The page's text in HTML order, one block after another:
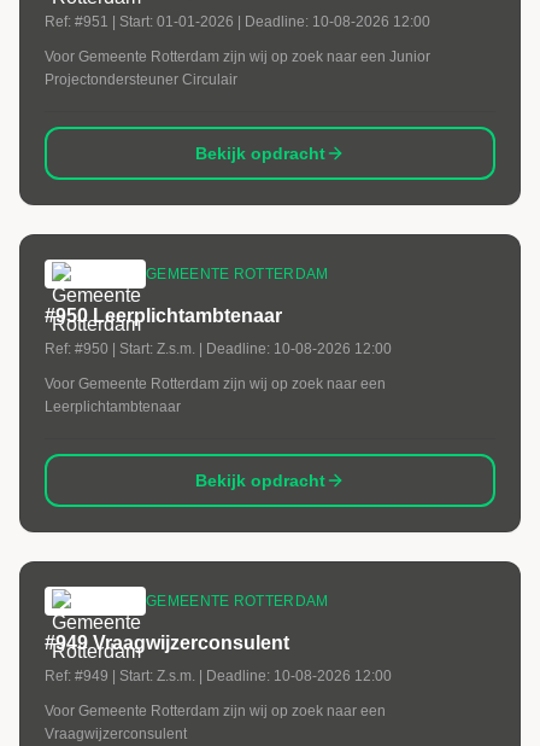
Ref: #951 | Start: 01-01-2026 | Deadline: 10-08-2026 12:00
Voor Gemeente Rotterdam zijn wij op zoek naar een Junior
Projectondersteuner Circulair
Bekijk opdracht
GEMEENTE ROTTERDAM
#950 Leerplichtambtenaar
Ref: #950 | Start: Z.s.m. | Deadline: 10-08-2026 12:00
Voor Gemeente Rotterdam zijn wij op zoek naar een
Leerplichtambtenaar
Bekijk opdracht
GEMEENTE ROTTERDAM
#949 Vraagwijzerconsulent
Ref: #949 | Start: Z.s.m. | Deadline: 10-08-2026 12:00
Voor Gemeente Rotterdam zijn wij op zoek naar een
Vraagwijzerconsulent